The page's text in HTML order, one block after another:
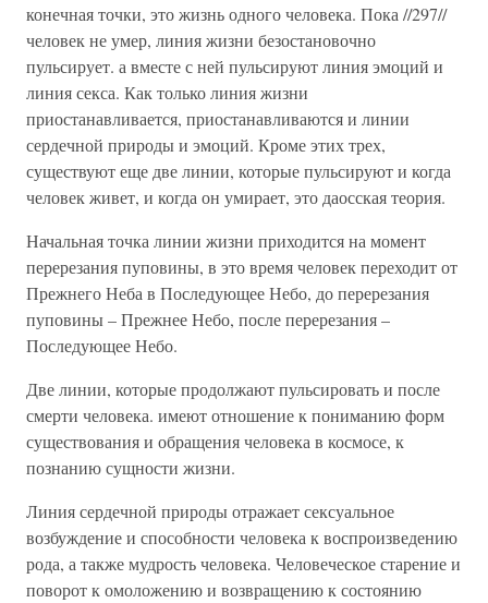
конечная точки, это жизнь одного человека. Пока //297//
человек не умер, линия жизни безостановочно
пульсирует. а вместе с ней пульсируют линия эмоций и
линия секса. Как только линия жизни
приостанавливается, приостанавливаются и линии
сердечной природы и эмоций. Кроме этих трех,
существуют еще две линии, которые пульсируют и когда
человек живет, и когда он умирает, это даосская теория.
Начальная точка линии жизни приходится на момент
перерезания пуповины, в это время человек переходит от
Прежнего Неба в Последующее Небо, до перерезания
пуповины – Прежнее Небо, после перерезания –
Последующее Небо.
Две линии, которые продолжают пульсировать и после
смерти человека. имеют отношение к пониманию форм
существования и обращения человека в космосе, к
познанию сущности жизни.
Линия сердечной природы отражает сексуальное
возбуждение и способности человека к воспроизведению
рода, а также мудрость человека. Человеческое старение и
поворот к омоложению и возвращению к состоянию